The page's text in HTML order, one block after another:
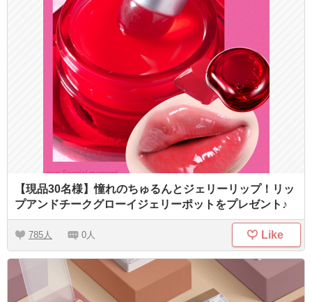
【現品30名様】憧れのちゅるんとジェリーリップ！リッ
プアンドチークグローイジェリーポットをプレゼント♪
785 0 Like